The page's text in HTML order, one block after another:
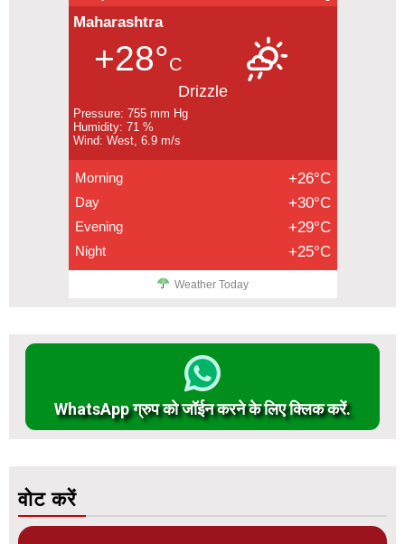
Maharashtra
+28°C
Drizzle
Pressure: 755 mm Hg
Humidity: 71 %
Wind: West, 6.9 m/s
Morning +26°C
Day +30°C
Evening +29°C
Night +25°C
Weather Today
WhatsApp ग्रुप को जॉईन करने के लिए क्लिक करें.
वोट करें